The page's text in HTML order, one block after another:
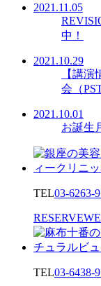
2021.11.05
中！
2021.10.29
【講
会（
2021.10.01
お誕生
TEL03-6263-
RESERVE
TEL03-6438-